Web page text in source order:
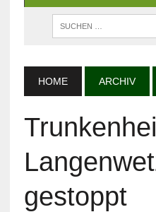
HOME ARCHIV
gestoppt